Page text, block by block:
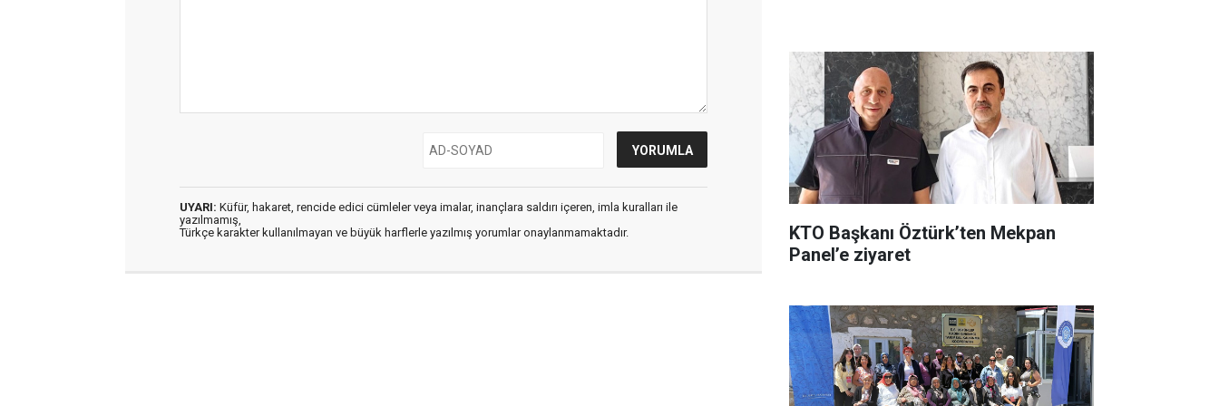
UYARI: Küfür, hakaret, rencide edici cümleler veya imalar, inançlara saldırı içeren, imla kuralları ile
yazılmamış,
Türkçe karakter kullanılmayan ve büyük harflerle yazılmış yorumlar onaylanmamaktadır.
KTO Başkanı Öztürk’ten Mekpan
Panel’e ziyaret